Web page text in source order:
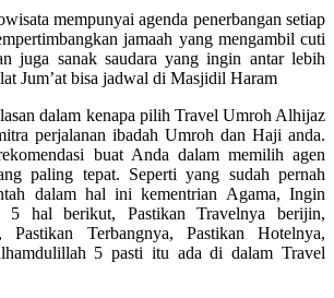
mempunyai agenda penerbangan setiap
jamaah yang mengambil cuti
juga sanak saudara yang ingin antar lebih
Jum’at bisa jadwal di Masjidil Haram
dalam kenapa pilih Travel Umroh Alhijaz
perjalanan ibadah Umroh dan Haji anda.
buat Anda dalam memilih agen
paling tepat. Seperti yang sudah pernah
dalam hal ini kementrian Agama, Ingin
5 hal berikut, Pastikan Travelnya berijin,
Pastikan Terbangnya, Pastikan Hotelnya,
5 pasti itu ada di dalam Travel